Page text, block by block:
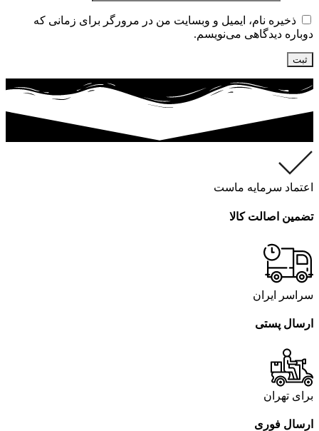
ذخیره نام، ایمیل و وبسایت من در مرورگر برای زمانی که
دوباره دیدگاهی می‌نویسم.
اعتماد سرمایه ماست
تضمین اصالت کالا
سراسر ایران
ارسال پستی
برای تهران
ارسال فوری